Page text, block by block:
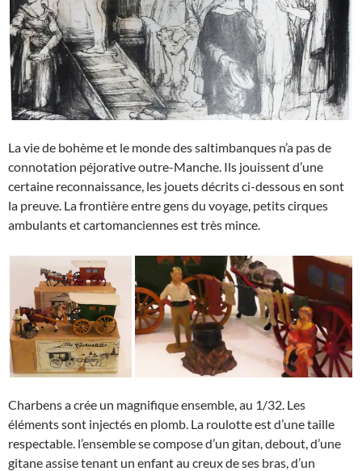
La vie de bohème et le monde des saltimbanques n’a pas de
connotation péjorative outre-Manche. Ils jouissent d’une
certaine reconnaissance, les jouets décrits ci-dessous en sont
la preuve. La frontière entre gens du voyage, petits cirques
ambulants et cartomanciennes est très mince.
Charbens a crée un magnifique ensemble, au 1/32. Les
éléments sont injectés en plomb. La roulotte est d’une taille
respectable. l’ensemble se compose d’un gitan, debout, d’une
gitane assise tenant un enfant au creux de ses bras, d’un